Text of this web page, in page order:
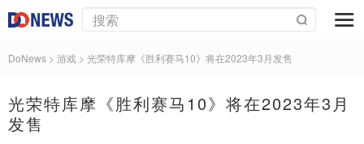
DoNews > 游戏 > 光荣特库摩《胜利赛马10》将在2023年3月发售
光荣特库摩《胜利赛马10》将在2023年3月
发售